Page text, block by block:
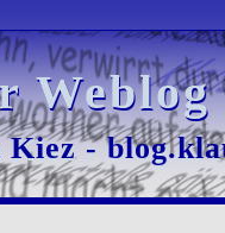
Kiez -
-